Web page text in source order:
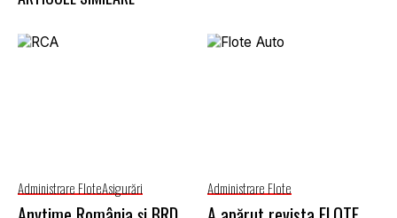
Administrare FloteAsigurări Administrare Flote